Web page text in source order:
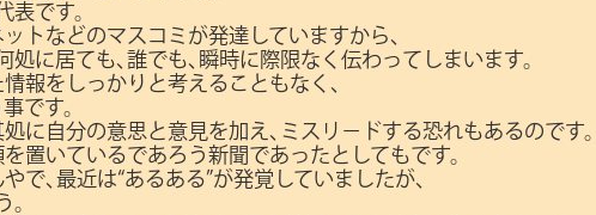
表です。
トなどのマスコミが発達していますから､
処に居ても､誰でも､瞬時に際限なく伝わってしまいます。
報をしっかりと考えることもなく､
です。
に自分の意思と意見を加え､ミスリ－ドする恐れもあるのです。
置いているであろう新聞であったとしてもです。
で､最近は“あるある”が発覚していましたが､
。